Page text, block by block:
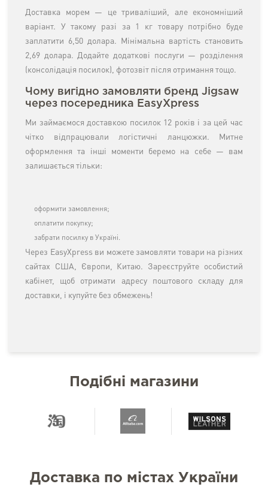
Доставка морем — це триваліший, але економніший
варіант. У такому разі за 1 кг товару потрібно буде
заплатити 6,50 долара. Мінімальна вартість становить
2,69 долара. Додайте додаткові послуги — розділення
(консолідація посилок), фотозвіт після отримання тощо.
Чому вигідно замовляти бренд Jigsaw
через посередника EasyXpress
Ми займаємося доставкою посилок 12 років і за цей час
чітко відпрацювали логістичні ланцюжки. Митне
оформлення та інші моменти беремо на себе — вам
залишається тільки:
оформити замовлення;
оплатити покупку;
забрати посилку в Україні.
Через EasyXpress ви можете замовляти товари на різних
сайтах США, Європи, Китаю. Зареєструйте особистий
кабінет, щоб отримати адресу поштового складу для
доставки, і купуйте без обмежень!
Подібні магазини
Доставка по містах України